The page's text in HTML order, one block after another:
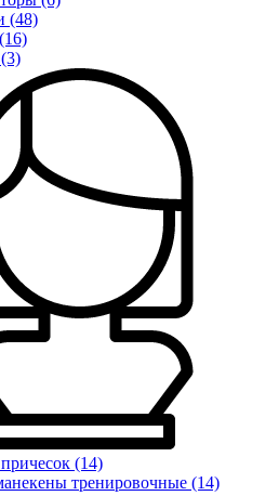
(48)
(14)
тренировочные (14)